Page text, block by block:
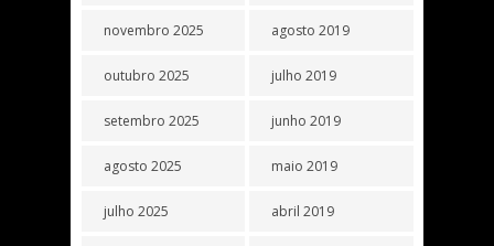
novembro 2025
outubro 2025
setembro 2025
agosto 2025
julho 2025
agosto 2019
julho 2019
junho 2019
maio 2019
abril 2019